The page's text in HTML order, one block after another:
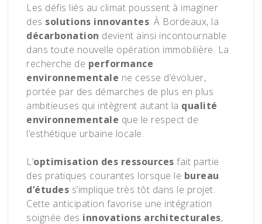
Les défis liés au climat poussent à imaginer
des solutions innovantes. À Bordeaux, la
décarbonation devient ainsi incontournable
dans toute nouvelle opération immobilière. La
recherche de performance
environnementale ne cesse d’évoluer,
portée par des démarches de plus en plus
ambitieuses qui intègrent autant la qualité
environnementale que le respect de
l’esthétique urbaine locale.
L’optimisation des ressources fait partie
des pratiques courantes lorsque le bureau
d’études s’implique très tôt dans le projet.
Cette anticipation favorise une intégration
soignée des innovations architecturales,